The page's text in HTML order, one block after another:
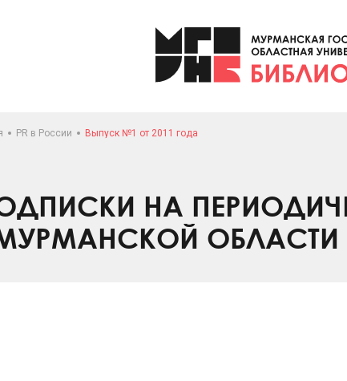
PR в России Выпуск №1 от 2011 года
НА
ОБЛАСТИ